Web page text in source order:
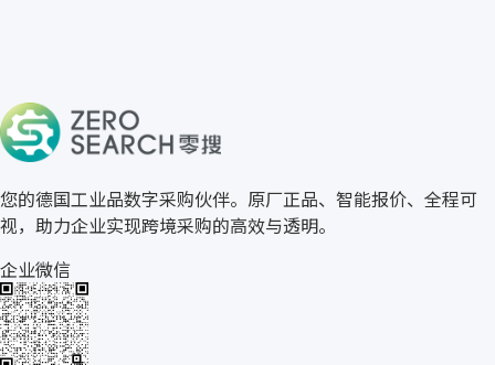
关于零搜
您的德国工业品数字采购伙伴。原厂正品、智能报价、全程可
视，助力企业实现跨境采购的高效与透明。
企业微信